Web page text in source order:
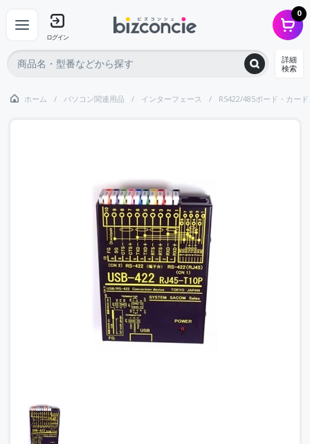
ログイン
0
詳細
検索
ホーム パソコン関連用品 インターフェース RS422/485ボード・カード